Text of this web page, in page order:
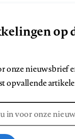
op
onze nieuwsbrief
opvallende